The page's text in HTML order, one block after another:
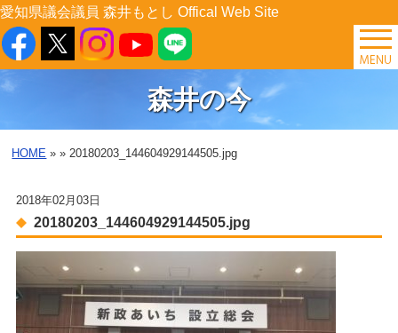
愛知県議会議員 森井もとし Offical Web Site
TOP
森井の今
プロフィール
森井の提案
県政レポート
森井の今
HOME »» 20180203_144604929144505.jpg
2018年02月03日
20180203_144604929144505.jpg